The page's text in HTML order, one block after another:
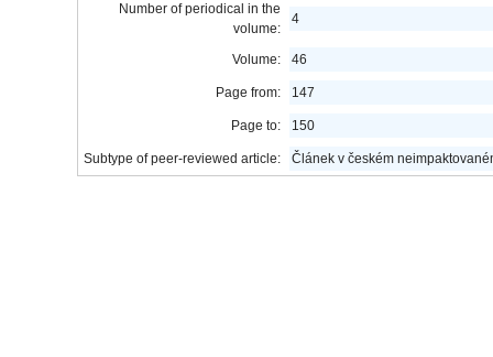
Number of periodical in the
volume:
4
Volume: 46
Page from: 147
Page to: 150
Subtype of peer-reviewed article: Článek v českém